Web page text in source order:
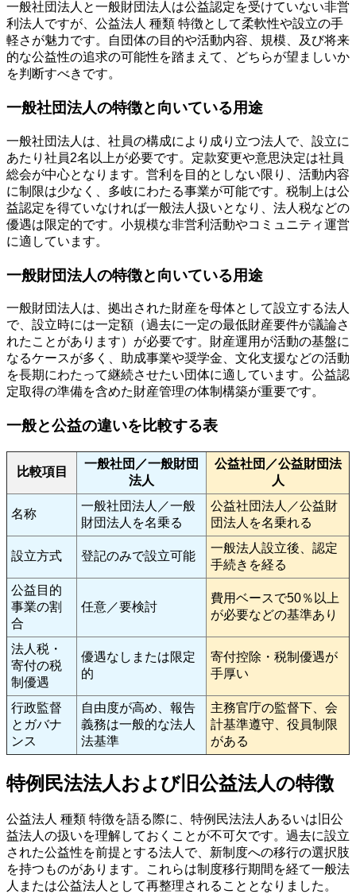
一般社団法人と一般財団法人は公益認定を受けていない非営
利法人ですが、公益法人 種類 特徴として柔軟性や設立の手
軽さが魅力です。自団体の目的や活動内容、規模、及び将来
的な公益性の追求の可能性を踏まえて、どちらが望ましいか
を判断すべきです。
一般社団法人の特徴と向いている用途
一般社団法人は、社員の構成により成り立つ法人で、設立に
あたり社員2名以上が必要です。定款変更や意思決定は社員
総会が中心となります。営利を目的としない限り、活動内容
に制限は少なく、多岐にわたる事業が可能です。税制上は公
益認定を得ていなければ一般法人扱いとなり、法人税などの
優遇は限定的です。小規模な非営利活動やコミュニティ運営
に適しています。
一般財団法人の特徴と向いている用途
一般財団法人は、拠出された財産を母体として設立する法人
で、設立時には一定額（過去に一定の最低財産要件が議論さ
れたことがあります）が必要です。財産運用が活動の基盤に
なるケースが多く、助成事業や奨学金、文化支援などの活動
を長期にわたって継続させたい団体に適しています。公益認
定取得の準備を含めた財産管理の体制構築が重要です。
一般と公益の違いを比較する表
比較項目
一般社団／一般財団
法人
公益社団／公益財団法
人
名称
一般社団法人／一般
財団法人を名乗る
公益社団法人／公益財
団法人を名乗れる
設立方式 登記のみで設立可能
一般法人設立後、認定
手続きを経る
公益目的
事業の割
合
任意／要検討
費用ベースで50％以上
が必要などの基準あり
法人税・
寄付の税
制優遇
優遇なしまたは限定
的
寄付控除・税制優遇が
手厚い
行政監督
とガバナ
ンス
自由度が高め、報告
義務は一般的な法人
法基準
主務官庁の監督下、会
計基準遵守、役員制限
がある
特例民法法人および旧公益法人の特徴
公益法人 種類 特徴を語る際に、特例民法法人あるいは旧公
益法人の扱いを理解しておくことが不可欠です。過去に設立
された公益性を前提とする法人で、新制度への移行の選択肢
を持つものがあります。これらは制度移行期間を経て一般法
人または公益法人として再整理されることとなりました。